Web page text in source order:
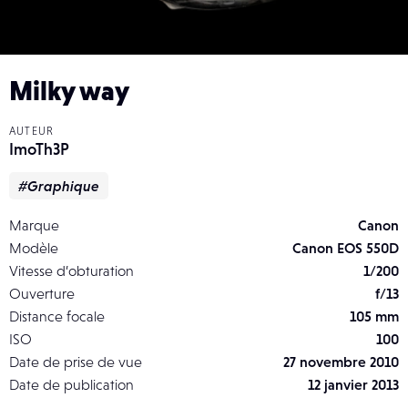
Milky way
AUTEUR
ImoTh3P
#Graphique
Marque
Canon
Modèle
Canon EOS 550D
Vitesse d’obturation
1/200
Ouverture
f/13
Distance focale
105 mm
ISO
100
Date de prise de vue
27 novembre 2010
Date de publication
12 janvier 2013